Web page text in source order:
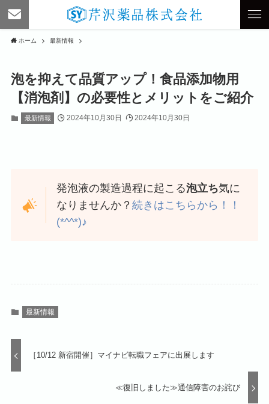
ホーム 最新情報
泡を抑えて品質アップ！食品添加物用
【消泡剤】の必要性とメリットをご紹介
最新情報 2024年10月30日 2024年10月30日
発泡液の製造過程に起こる泡立ち気に
なりませんか？続きはこちらから！！
(*^^*)♪
最新情報
［10/12 新宿開催］マイナビ転職フェアに出展します
≪復旧しました≫通信障害のお詫び